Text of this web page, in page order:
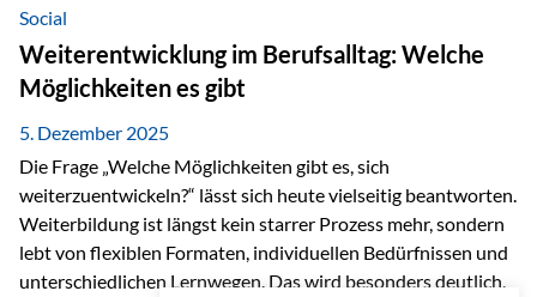
50 Versicherungsgesellschaften in insgesamt 30 Ländern
verbindet sie regionale Stärke mit internationaler
Kompetenz.
Social
Weiterentwicklung im Berufsalltag: Welche
Möglichkeiten es gibt
5. Dezember 2025
Die Frage „Welche Möglichkeiten gibt es, sich
weiterzuentwickeln?“ lässt sich heute vielseitig beantworten.
Weiterbildung ist längst kein starrer Prozess mehr, sondern
lebt von flexiblen Formaten, individuellen Bedürfnissen und
unterschiedlichen Lernwegen. Das wird besonders deutlich,